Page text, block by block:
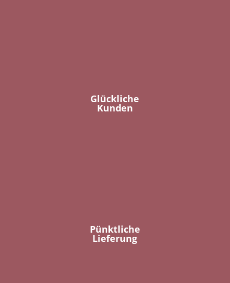
Glückliche
Kunden
Pünktliche
Lieferung